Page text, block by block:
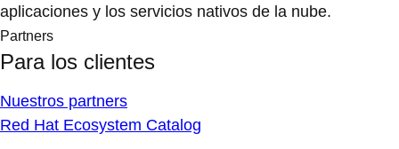
aplicaciones y los servicios nativos de la nube.
Partners
Para los clientes
Nuestros partners
Red Hat Ecosystem Catalog